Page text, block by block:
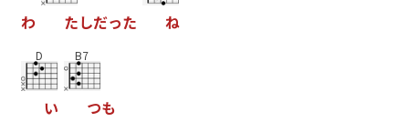
わ たしだった ね
D
い
B7
つも